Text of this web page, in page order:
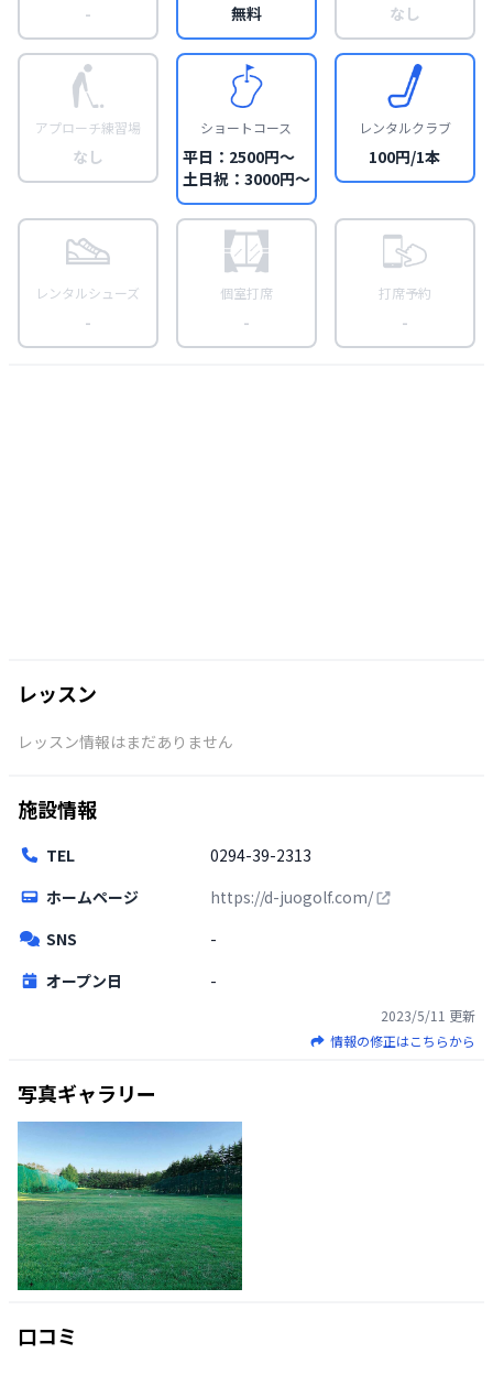
- 無料 なし
アプローチ練習場
なし
ショートコース
平日：2500円〜
土日祝：3000円〜
レンタルクラブ
100円/1本
レンタルシューズ
-
個室打席
-
打席予約
-
レッスン
レッスン情報はまだありません
施設情報
TEL
0294-39-2313
ホームページ
https://d-juogolf.com/
SNS
-
オープン日
-
2023/5/11 更新
情報の修正はこちらから
写真ギャラリー
口コミ